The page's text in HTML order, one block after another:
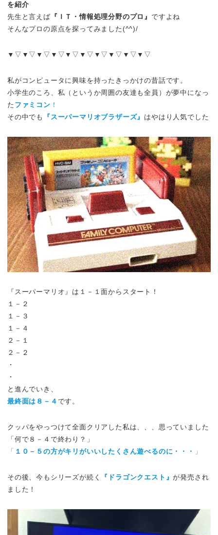
を紹介
先生と言えば 『ＩＴ・情報処理分野のプロ』 ですよね
そんなプロの原点を探ってみました(^^)/
▼▽▼▽▼▽▼▽▼▽▼▽▼▽▼▽▼▽▼▽
私がコンピュータに興味を持ったきっかけの昔話です。
小学生のころ、私（というか周囲の友達も全員）が夢中になっ
た ファミコン ！
その中でも
『スーパーマリオブラザーズ』 はやはり人気でした
『スーパーマリオ』は１－１面からスタート！
１－２
１－３
１－４
２－１
２－２
・
・
と進んでいき、
最終面は８－４ です。
クッパをやっつけて全面クリアした私は、、、思っていました
「何で８－４で終わり？」
「 １０－５の方がキリがいいしたくさん遊べるのに・・・ 」
その後、今もシリーズが続く 『ドラゴンクエスト』が発売され
ました！